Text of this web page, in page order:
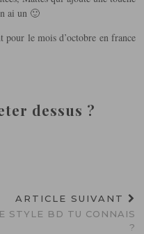
ai un 🙂
le mois d’octobre en france
dessus ?
ARTICLE SUIVANT
STYLE BD TU CONNAIS
?